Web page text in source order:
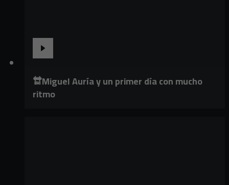
🔛Miguel Auría y un primer día con mucho
ritmo